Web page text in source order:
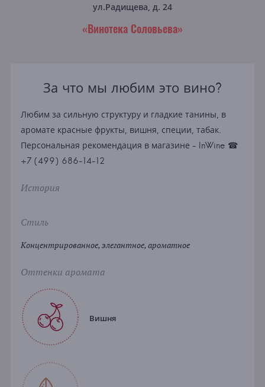
ул.Радищева, д. 24
«Винотека Соловьева»
За что мы любим это вино?
Любим за сильную структуру и гладкие танины, в
аромате красные фрукты, вишня, специи, табак.
Персональная рекомендация в магазине - InWine ☎
+7 (499) 686-14-12
История
Стиль
Концентрированное, элегантное, ароматное
Оттенки аромата
Вишня